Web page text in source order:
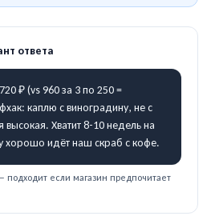
ответа
₽ (vs 960 за 3 по 250 =
каплю с виноградину, не с
Хватит 8-10 недель на
хорошо идёт наш скраб с кофе.
подходит если магазин предпочитает